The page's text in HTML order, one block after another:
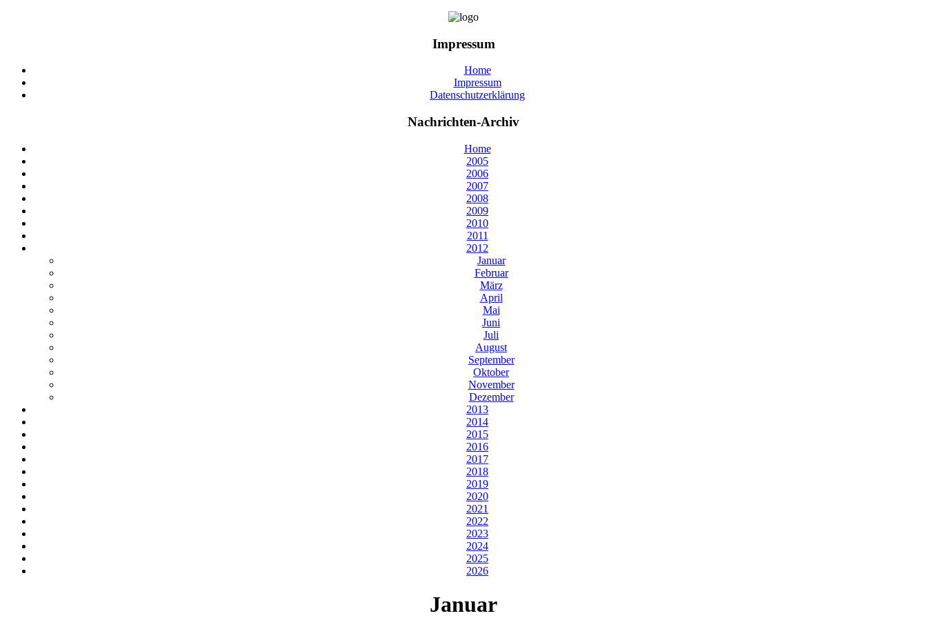
Impressum
Home
Impressum
Datenschutzerklärung
Nachrichten-Archiv
Home
2005
2006
2007
2008
2009
2010
2011
2012
Januar
Februar
März
April
Mai
Juni
Juli
August
September
Oktober
November
Dezember
2013
2014
2015
2016
2017
2018
2019
2020
2021
2022
2023
2024
2025
2026
Januar